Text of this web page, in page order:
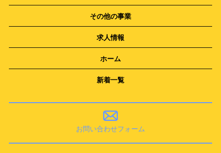
その他の事業
求人情報
ホーム
新着一覧
お問い合わせフォーム